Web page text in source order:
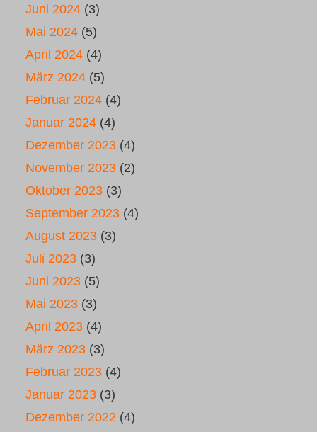
Juni 2024 (3)
Mai 2024 (5)
April 2024 (4)
März 2024 (5)
Februar 2024 (4)
Januar 2024 (4)
Dezember 2023 (4)
November 2023 (2)
Oktober 2023 (3)
September 2023 (4)
August 2023 (3)
Juli 2023 (3)
Juni 2023 (5)
Mai 2023 (3)
April 2023 (4)
März 2023 (3)
Februar 2023 (4)
Januar 2023 (3)
Dezember 2022 (4)